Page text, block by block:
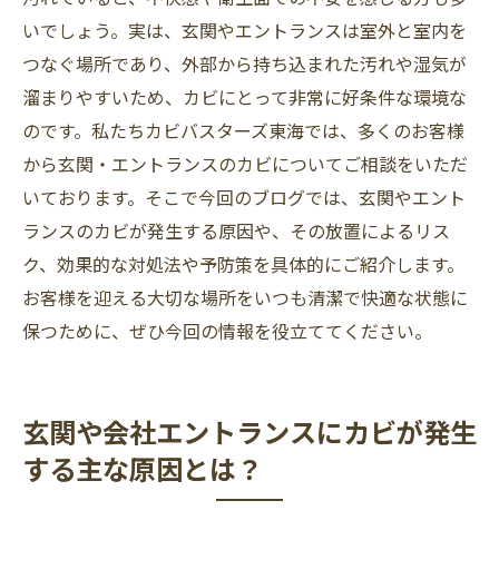
いでしょう。実は、玄関やエントランスは室外と室内を
つなぐ場所であり、外部から持ち込まれた汚れや湿気が
溜まりやすいため、カビにとって非常に好条件な環境な
のです。私たちカビバスターズ東海では、多くのお客様
から玄関・エントランスのカビについてご相談をいただ
いております。そこで今回のブログでは、玄関やエント
ランスのカビが発生する原因や、その放置によるリス
ク、効果的な対処法や予防策を具体的にご紹介します。
お客様を迎える大切な場所をいつも清潔で快適な状態に
保つために、ぜひ今回の情報を役立ててください。
玄関や会社エントランスにカビが発生
する主な原因とは？